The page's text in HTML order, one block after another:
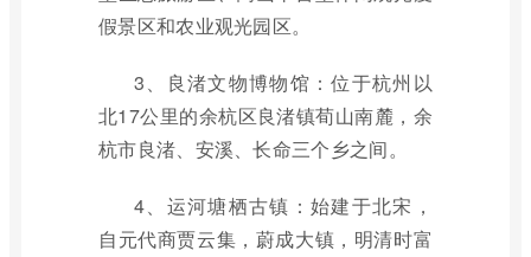
假景区和农业观光园区。
3、良渚文物博物馆：位于杭州以
北17公里的余杭区良渚镇荀山南麓，余
杭市良渚、安溪、长命三个乡之间。
4、运河塘栖古镇：始建于北宋，
自元代商贾云集，蔚成大镇，明清时富